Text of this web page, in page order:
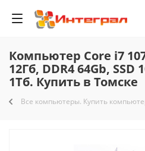
Компьютер Core i7
12Гб, DDR4 64Gb, SSD
1Тб. Купить в Томске
Все компьютеры. Купить